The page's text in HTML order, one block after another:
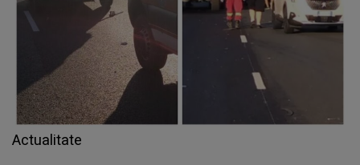
Actualitate